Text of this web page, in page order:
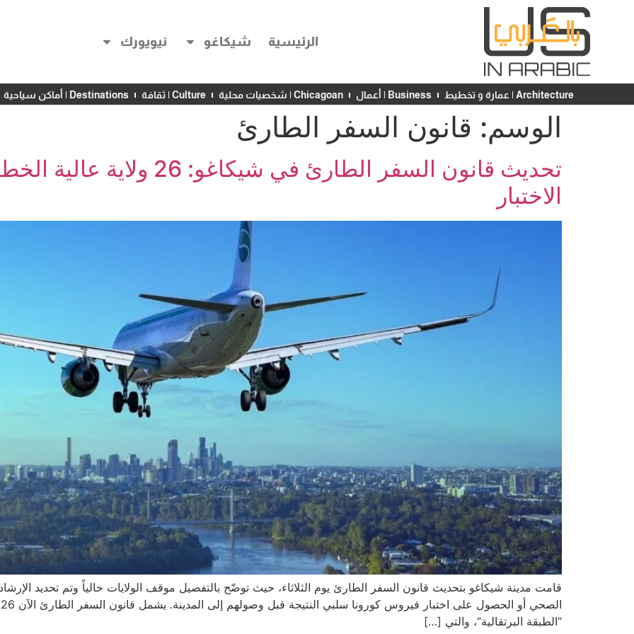
الرئيسية شيكاغو نيويورك
Architecture | عمارة و تخطيط Business | أعمال Chicagoan | شخصيات محلية Culture | ثقافة Destinations | أماكن سياحية
الوسم: قانون السفر الطارئ
تحديث قانون السفر الطارئ في
الاختبار
قامت مدينة شيكاغو بتحديث قانون السفر الطارئ يوم الثلاثاء، حيث توضّح بالتفصيل موقف الولايات حالياً وتم تحديد
“الطبقة البرتقالية“، والتي […]